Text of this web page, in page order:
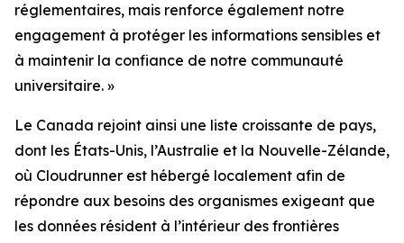
réglementaires, mais renforce également notre
engagement à protéger les informations sensibles et
à maintenir la confiance de notre communauté
universitaire. »
Le Canada rejoint ainsi une liste croissante de pays,
dont les États-Unis, l’Australie et la Nouvelle-Zélande,
où Cloudrunner est hébergé localement afin de
répondre aux besoins des organismes exigeant que
les données résident à l’intérieur des frontières